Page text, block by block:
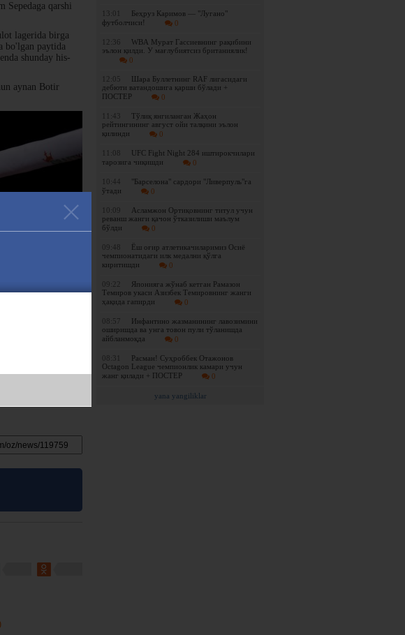
13:01
Беҳруз Каримов — "Лугано"
футболчиси!
0
12:36
WBА Мурат Гассиевнинг рақибини
эълон қилди. У мағлубиятсиз британиялик!
0
12:05
Шара Буллетнинг RAF лигасидаги
дебюти ватандошига қарши бўлади +
ПОСТЕР
0
11:43
Tўлиқ янгиланган Жаҳон
рейтингининг август ойи талқини эълон
қилинди
0
11:08
UFC Fight Night 284 иштирокчилари
тарозига чиқишди
0
10:44
"Барселона" сардори "Ливерпуль"га
ўтади
0
10:09
Асламжон Ортиқовнинг титул учун
реванш жанги қачон ўтказилиши маълум
бўлди
0
09:48
Ёш оғир атлетикачиларимиз Осиё
чемпионатидаги илк медални қўлга
киритишди
0
09:22
Японияга жўнаб кетган Рамазон
Темиров укаси Азизбек Темировнинг жанги
ҳақида гапирди
0
08:57
Инфантино жазманининг лавозимини
оширишда ва унга товон пули тўланишда
айбланмоқда
0
08:31
Расман! Суҳроббек Отажонов
Octagon League чемпионлик камари учун
жанг қилади + ПОСТЕР
0
yana yangiliklar
qarshi
lagerida birga
bo'lgan paytida
shunday his-
aynan Botir